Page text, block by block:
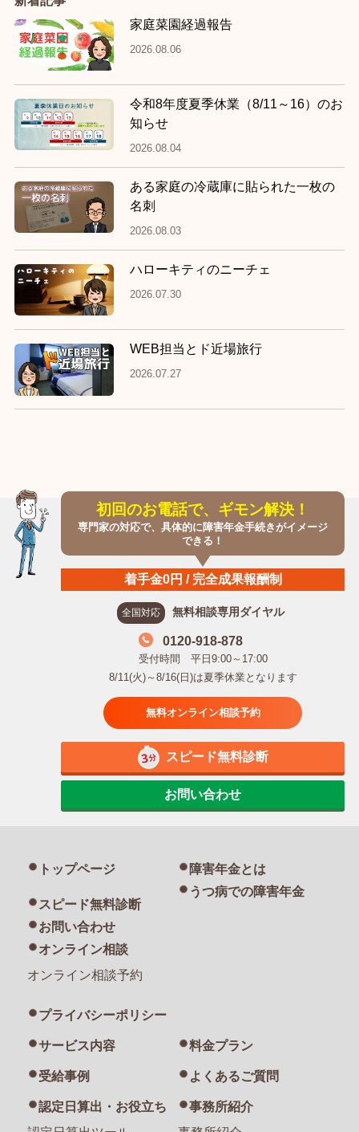
家庭菜園経過報告
2026.08.06
令和8年度夏季休業（8/11～16）のお
知らせ
2026.08.04
ある家庭の冷蔵庫に貼られた一枚の
名刺
2026.08.03
ハローキティのニーチェ
2026.07.30
WEB担当とド近場旅行
2026.07.27
初回のお電話で、ギモン解決！
専門家の対応で、具体的に障害年金手続きがイメージ
できる！
着手金0円 / 完全成果報酬制
全国対応 無料相談専用ダイヤル
0120-918-878
受付時間 平日9:00～17:00
8/11(火)～8/16(日)は夏季休業となります
無料オンライン相談予約
スピード無料診断
お問い合わせ
トップページ
スピード無料診断
お問い合わせ
オンライン相談
オンライン相談予約
プライバシーポリシー
障害年金とは
うつ病での障害年金
サービス内容 料金プラン
受給事例 よくあるご質問
認定日算出・お役立ち
事務所紹介